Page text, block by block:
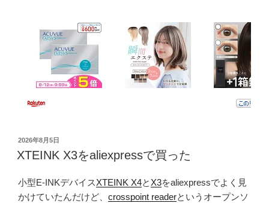
投
稿
日:
2026年8月5日
XTEINK X3をaliexpressで買った
小型E-INKデバイスXTEINK X4と X3をaliexpressでよく見
かけていたんだけど、 crosspoint readerというオープンソ